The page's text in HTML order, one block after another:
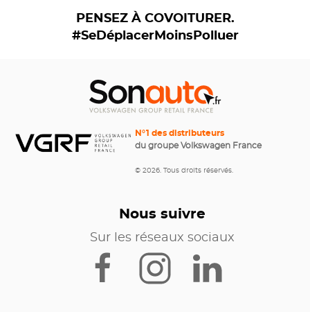
PENSEZ À COVOITURER.
#SeDéplacerMoinsPolluer
N°1 des distributeurs
du groupe Volkswagen France
© 2026. Tous droits réservés.
Nous suivre
Sur les réseaux sociaux